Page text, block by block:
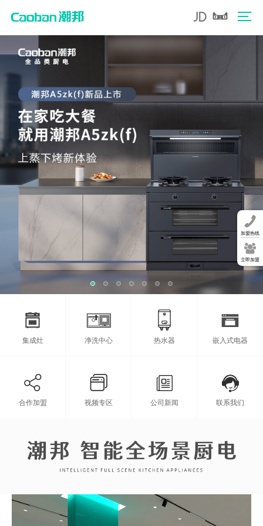
集成灶 净洗中心 热水器 嵌入式电器
合作加盟 视频专区 公司新闻 联系我们
加盟热线
立即加盟